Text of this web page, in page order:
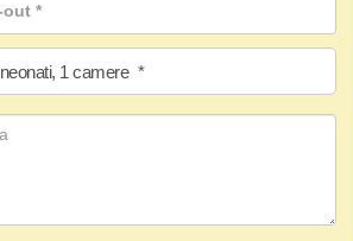
neonati, 1 camere *